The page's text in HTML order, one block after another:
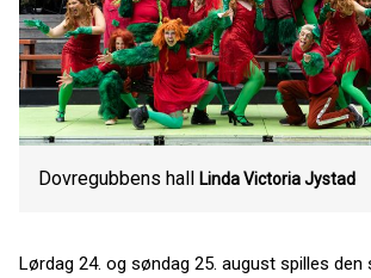
Dovregubbens hall Linda Victoria Jystad
Lørdag 24. og søndag 25. august spilles den